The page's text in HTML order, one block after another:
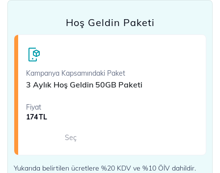
Hoş Geldin Paketi
Kampanya Kapsamındaki Paket
3 Aylık Hoş Geldin 50GB Paketi
Fiyat
174TL
Seç
Yukarıda belirtilen ücretlere %20 KDV ve %10 ÖİV dahildir.